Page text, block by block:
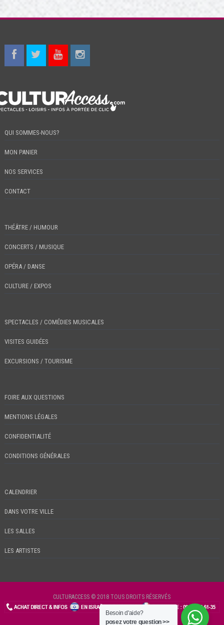
QUI SOMMES-NOUS?
MON PANIER
NOS SERVICES
CONTACT
THÉÂTRE / HUMOUR
CONCERTS / MUSIQUE
OPÉRA / DANSE
CULTURE / EXPOS
SPECTACLES / COMÉDIES MUSICALES
VISITES GUIDÉES
EXCURSIONS / TOURISME
FOIRE AUX QUESTIONS
MENTIONS LÉGALES
CONFIDENTIALITÉ
CONDITIONS GÉNÉRALES
CALENDRIER
DANS VOTRE VILLE
LES SALLES
LES ARTISTES
CULTURACCESS © 2018 TOUS DROITS RÉSERVÉS
CHECKIN
Besoin d'aide?
posez votre question >>